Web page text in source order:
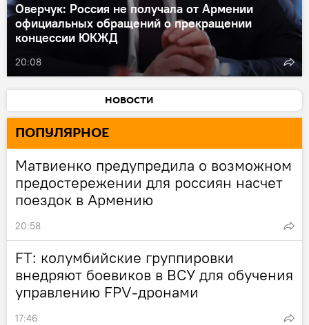
Оверчук: Россия не получала от Армении
официальных обращений о прекращении
концессии ЮКЖД
20:08
НОВОСТИ
ПОПУЛЯРНОЕ
Матвиенко предупредила о возможном
предостережении для россиян насчет
поездок в Армению
20:58
FT: колумбийские группировки
внедряют боевиков в ВСУ для обучения
управлению FPV-дронами
17:46